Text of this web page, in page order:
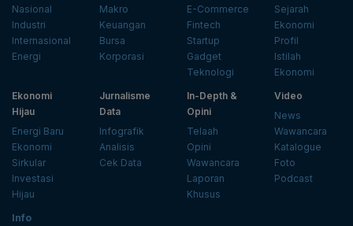
Nasional
Industri
Internasional
Energi
Makro
Keuangan
Bursa
Korporasi
E-Commerce
Fintech
Startup
Gadget
Teknologi
Sejarah
Ekonomi
Profil
Istilah
Ekonomi
Ekonomi
Hijau
Energi Baru
Ekonomi
Sirkular
Investasi
Hijau
Jurnalisme
Data
Infografik
Analisis
Cek Data
In-Depth &
Opini
Telaah
Opini
Wawancara
Laporan
Khusus
Video
News
Wawancara
Katalogue
Foto
Podcast
Info